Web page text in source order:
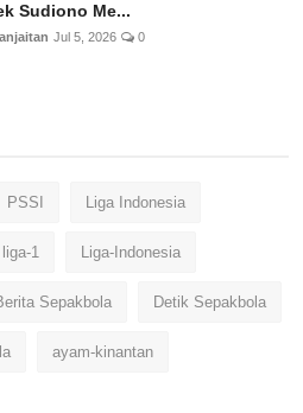
Sudiono Me...
Jul 5, 2026 0
PSSI Liga Indonesia
liga-1 Liga-Indonesia
Sepakbola Detik Sepakbola
ayam-kinantan